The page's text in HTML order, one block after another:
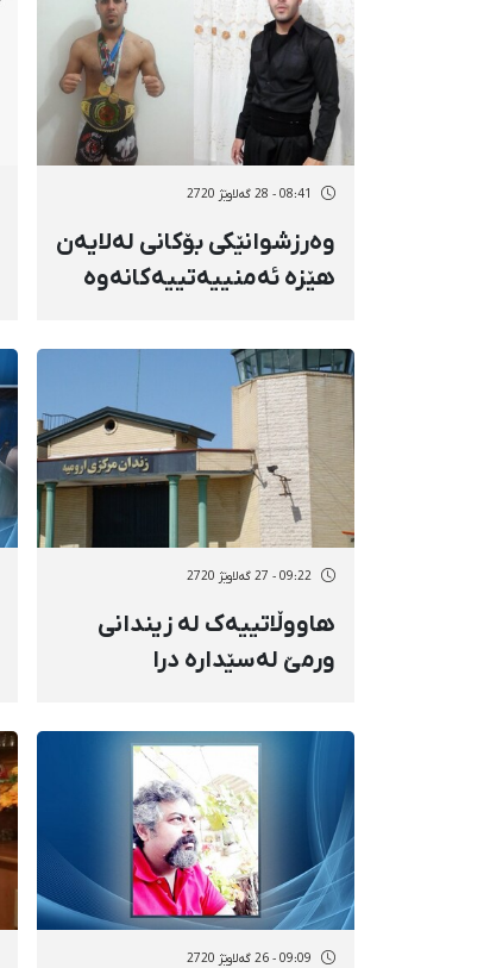
08:41 - 28 گەلاوێژ 2720
وەرزشوانێکی بۆکانی لەلایەن
هێزە ئەمنییەتییەکانەوە
09:22 - 27 گەلاوێژ 2720
هاووڵاتییەک لە زیندانی
ورمێ لەسێدارە درا
09:09 - 26 گەلاوێژ 2720